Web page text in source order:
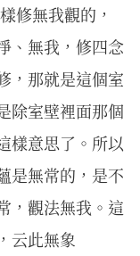
修無我觀的，
、無我，修四念
，那就是這個室
除室壁裡面那個
樣意思了。所以
是無常的，是不
，觀法無我。這
云此無象